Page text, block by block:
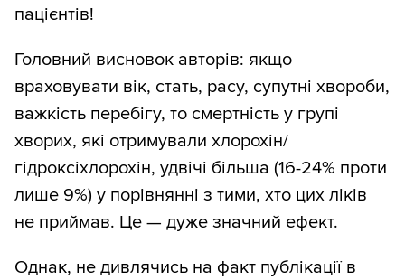
пацієнтів!
Головний висновок авторів: якщо
враховувати вік, стать, расу, супутні хвороби,
важкість перебігу, то смертність у групі
хворих, які отримували хлорохін/
гідроксіхлорохін, удвічі більша (16-24% проти
лише 9%) у порівнянні з тими, хто цих ліків
не приймав. Це — дуже значний ефект.
Однак, не дивлячись на факт публікації в